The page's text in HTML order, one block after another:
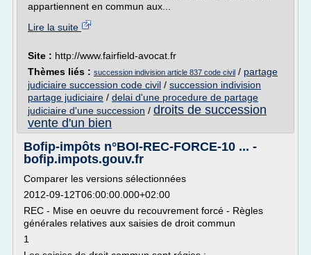
appartiennent en commun aux...
Lire la suite
Site : http://www.fairfield-avocat.fr
Thèmes liés : succession indivision article 837 code civil / partage
judiciaire succession code civil / succession indivision
partage judiciaire / delai d'une procedure de partage
judiciaire d'une succession / droits de succession
vente d'un bien
Bofip-impôts n°BOI-REC-FORCE-10 ... -
bofip.impots.gouv.fr
Comparer les versions sélectionnées
2012-09-12T06:00:00.000+02:00
REC - Mise en oeuvre du recouvrement forcé - Règles
générales relatives aux saisies de droit commun
1